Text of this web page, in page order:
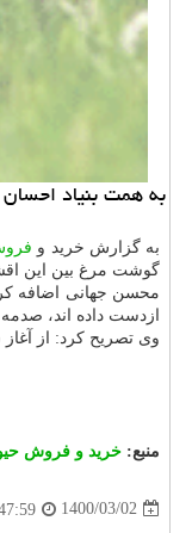
به همت بنیاد احسان وابسته به ستاد اجرایی
به گزارش خرید و
گوشت مرغ بین این
محسن جهانی اضافه
ازدست داده اند،
وی تصریح کرد: از آغاز سالجاری تابحال ۵۳۰ هزار بسته پروتئینی توسط
منبع: خرید و فروش
1400/03/02